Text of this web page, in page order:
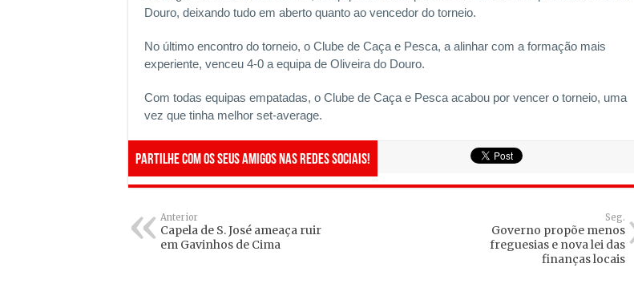
Douro, deixando tudo em aberto quanto ao vencedor do torneio.
No último encontro do torneio, o Clube de Caça e Pesca, a alinhar com a formação mais
experiente, venceu 4-0 a equipa de Oliveira do Douro.
Com todas equipas empatadas, o Clube de Caça e Pesca acabou por vencer o torneio, uma
vez que tinha melhor set-average.
Partilhe com os seus amigos nas redes sociais!
Anterior
Capela de S. José ameaça ruir
em Gavinhos de Cima
Seg.
Governo propõe menos
freguesias e nova lei das
finanças locais